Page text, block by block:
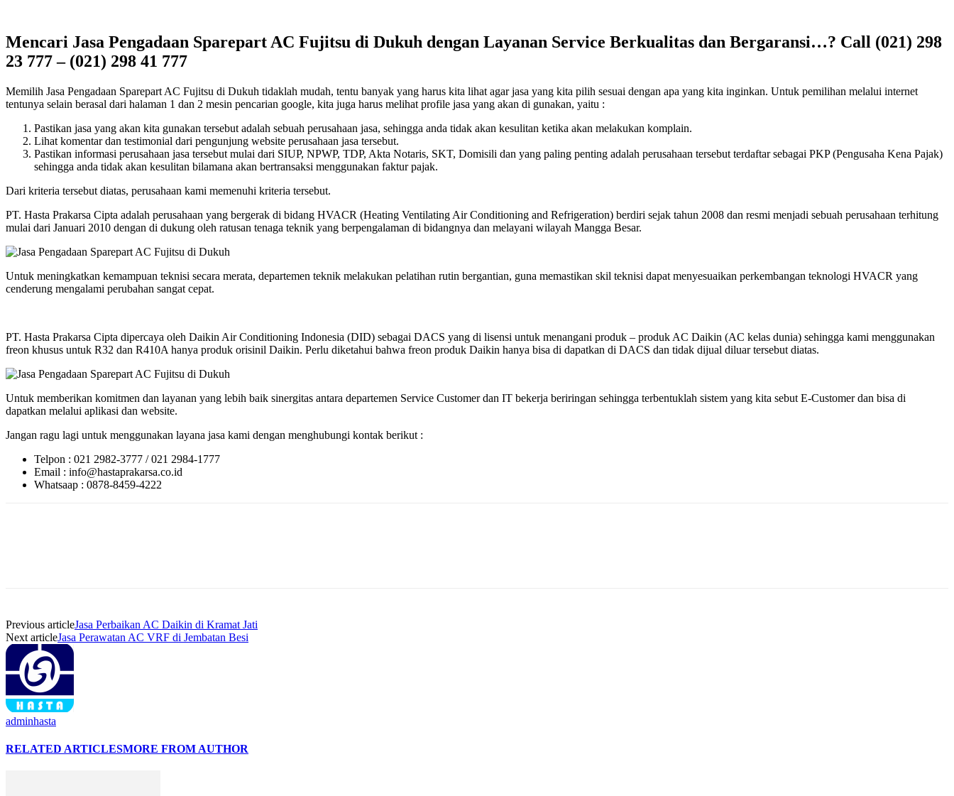
Mencari Jasa Pengadaan Sparepart AC Fujitsu di Dukuh dengan Layanan Service Berkualitas dan Bergaransi…? Call (021) 298
23 777 – (021) 298 41 777
Memilih Jasa Pengadaan Sparepart AC Fujitsu di Dukuh tidaklah mudah, tentu banyak yang harus kita lihat agar jasa yang kita pilih sesuai dengan apa yang kita inginkan. Untuk pemilihan melalui internet
tentunya selain berasal dari halaman 1 dan 2 mesin pencarian google, kita juga harus melihat profile jasa yang akan di gunakan, yaitu :
Pastikan jasa yang akan kita gunakan tersebut adalah sebuah perusahaan jasa, sehingga anda tidak akan kesulitan ketika akan melakukan komplain.
Lihat komentar dan testimonial dari pengunjung website perusahaan jasa tersebut.
Pastikan informasi perusahaan jasa tersebut mulai dari SIUP, NPWP, TDP, Akta Notaris, SKT, Domisili dan yang paling penting adalah perusahaan tersebut terdaftar sebagai PKP (Pengusaha Kena Pajak)
sehingga anda tidak akan kesulitan bilamana akan bertransaksi menggunakan faktur pajak.
Dari kriteria tersebut diatas, perusahaan kami memenuhi kriteria tersebut.
PT. Hasta Prakarsa Cipta adalah perusahaan yang bergerak di bidang HVACR (Heating Ventilating Air Conditioning and Refrigeration) berdiri sejak tahun 2008 dan resmi menjadi sebuah perusahaan terhitung
mulai dari Januari 2010 dengan di dukung oleh ratusan tenaga teknik yang berpengalaman di bidangnya dan melayani wilayah Mangga Besar.
Untuk meningkatkan kemampuan teknisi secara merata, departemen teknik melakukan pelatihan rutin bergantian, guna memastikan skil teknisi dapat menyesuaikan perkembangan teknologi HVACR yang
cenderung mengalami perubahan sangat cepat.
PT. Hasta Prakarsa Cipta dipercaya oleh Daikin Air Conditioning Indonesia (DID) sebagai DACS yang di lisensi untuk menangani produk – produk AC Daikin (AC kelas dunia) sehingga kami menggunakan
freon khusus untuk R32 dan R410A hanya produk orisinil Daikin. Perlu diketahui bahwa freon produk Daikin hanya bisa di dapatkan di DACS dan tidak dijual diluar tersebut diatas.
Untuk memberikan komitmen dan layanan yang lebih baik sinergitas antara departemen Service Customer dan IT bekerja beriringan sehingga terbentuklah sistem yang kita sebut E-Customer dan bisa di
dapatkan melalui aplikasi dan website.
Jangan ragu lagi untuk menggunakan layana jasa kami dengan menghubungi kontak berikut :
Telpon : 021 2982-3777 / 021 2984-1777
Email : info@hastaprakarsa.co.id
Whatsaap : 0878-8459-4222
Previous articleJasa Perbaikan AC Daikin di Kramat Jati
Next articleJasa Perawatan AC VRF di Jembatan Besi
adminhasta
RELATED ARTICLESMORE FROM AUTHOR